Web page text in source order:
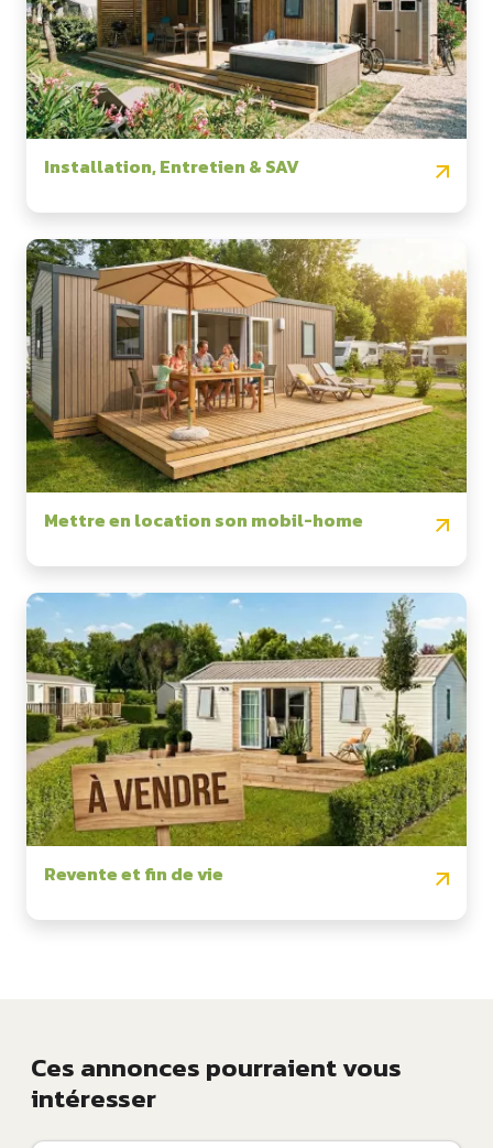
Installation, Entretien & SAV
Mettre en location son mobil-home
Revente et fin de vie
Ces annonces pourraient vous
intéresser